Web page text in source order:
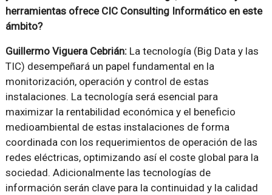
herramientas ofrece CIC Consulting Informático en este
ámbito?
Guillermo Viguera Cebrián:La tecnología (Big Data y las
TIC) desempeñará un papel fundamental en la
monitorización, operación y control de estas
instalaciones. La tecnología será esencial para
maximizar la rentabilidad económica y el beneficio
medioambiental de estas instalaciones de forma
coordinada con los requerimientos de operación de las
redes eléctricas, optimizando así el coste global para la
sociedad. Adicionalmente las tecnologías de
información serán clave para la continuidad y la calidad